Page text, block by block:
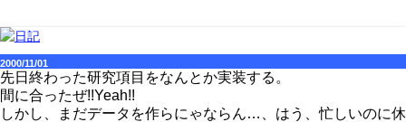
2000/11/01
先日終わった研究項目をなんとか実装する。
間に合ったぜ!!Yeah!!
しかし、まだデータを作らにゃならん…、はう、忙しいのに休